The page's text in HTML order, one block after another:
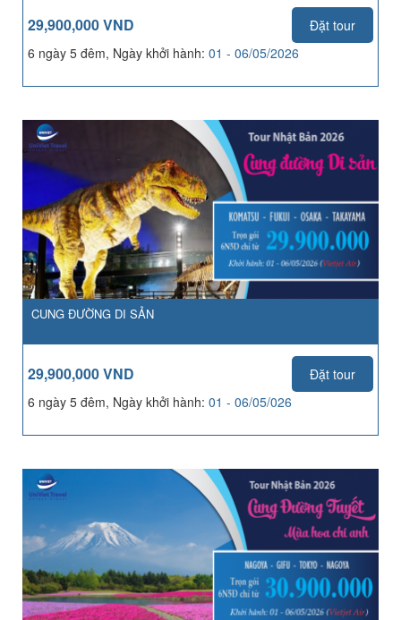
29,900,000 VND
Đặt tour
6 ngày 5 đêm, Ngày khởi hành: 01 - 06/05/2026
CUNG ĐƯỜNG DI SẢN
29,900,000 VND
Đặt tour
6 ngày 5 đêm, Ngày khởi hành: 01 - 06/05/026